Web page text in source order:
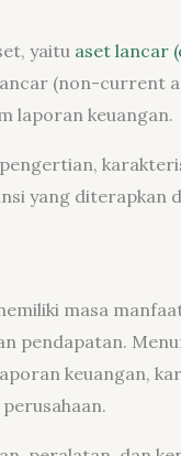
yaitu aset lancar
(non-current
laporan keuangan.
yang diterapkan
masa
pendapatan.
keuangan,